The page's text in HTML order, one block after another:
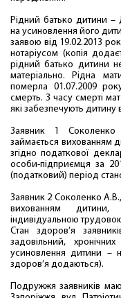
Рідний батько дитини –
на усиновлення його
заявою від 19.02.2013
нотаріусом (копія
рідний батько дитини
матеріально. Рідна
померла 01.07.2009
смерть. З часу смерті
які забезпечують дитину
Заявник 1
займається вихованням
згідно податкової
особи-підприємця за
(податковий) період
Заявник 2 Соколенко
вихованням
індивідуальною
Стан здоров’я
задовільний,
усиновлення дитини –
здоров’я додаються).
Подружжя заявників